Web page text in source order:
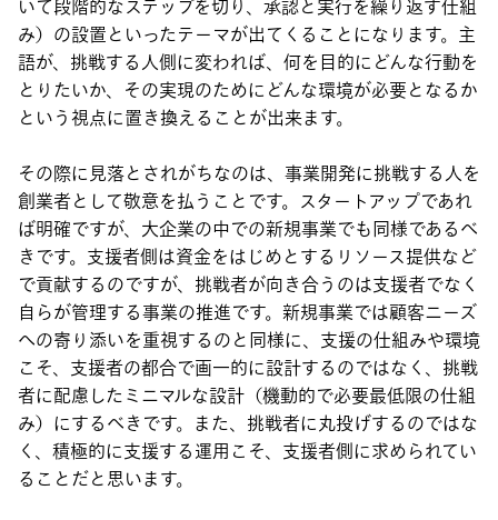
いて段階的なステップを切り、承認と実行を繰り返す仕組
み）の設置といったテーマが出てくることになります。主
語が、挑戦する人側に変われば、何を目的にどんな行動を
とりたいか、その実現のためにどんな環境が必要となるか
という視点に置き換えることが出来ます。
その際に見落とされがちなのは、事業開発に挑戦する人を
創業者として敬意を払うことです。スタートアップであれ
ば明確ですが、大企業の中での新規事業でも同様であるべ
きです。支援者側は資金をはじめとするリソース提供など
で貢献するのですが、挑戦者が向き合うのは支援者でなく
自らが管理する事業の推進です。新規事業では顧客ニーズ
への寄り添いを重視するのと同様に、支援の仕組みや環境
こそ、支援者の都合で画一的に設計するのではなく、挑戦
者に配慮したミニマルな設計（機動的で必要最低限の仕組
み）にするべきです。また、挑戦者に丸投げするのではな
く、積極的に支援する運用こそ、支援者側に求められてい
ることだと思います。